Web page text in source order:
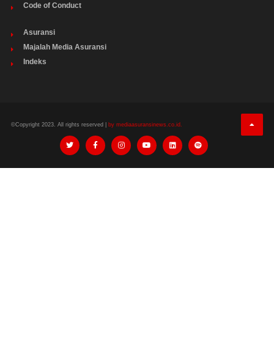
Code of Conduct
Asuransi
Majalah Media Asuransi
Indeks
©Copyright 2023. All rights reserved | by mediaasuransinews.co.id.